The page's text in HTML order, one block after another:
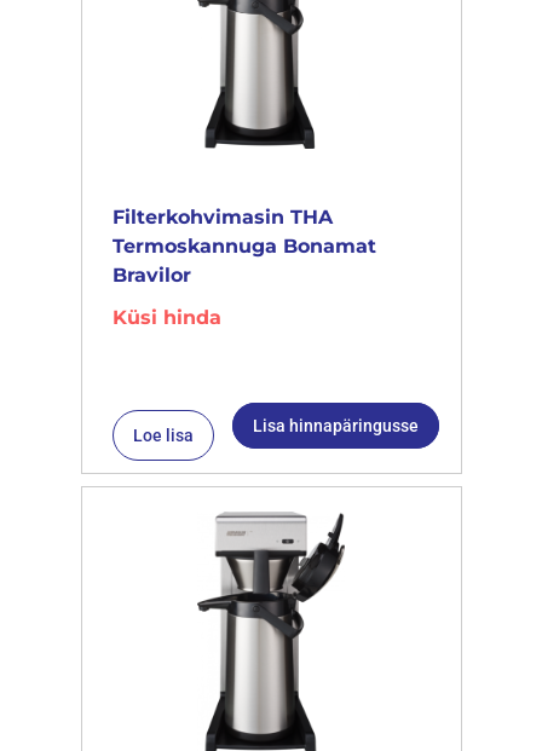
Filterkohvimasin THA
Termoskannuga Bonamat
Bravilor
Küsi hinda
Loe lisa Lisa hinnapäringusse